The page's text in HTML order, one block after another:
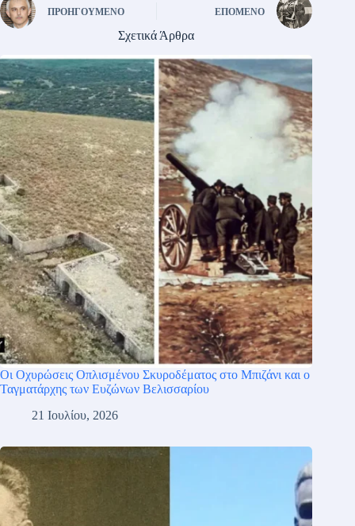
ΠΡΟΗΓΟΎΜΕΝΟ ΕΠΌΜΕΝΟ
Σχετικά Άρθρα
Οι Οχυρώσεις Οπλισμένου Σκυροδέματος στο Μπιζάνι και ο
Ταγματάρχης των Ευζώνων Βελισσαρίου
21 Ιουλίου, 2026